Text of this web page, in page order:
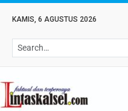
KAMIS, 6 AGUSTUS 2026